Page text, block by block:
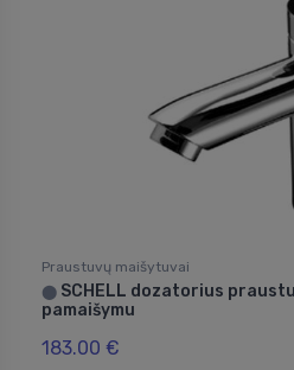
Praustuvų maišytuvai
⬤ SCHELL dozatorius
pamaišymu
183.00 €